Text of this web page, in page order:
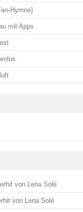
Hymne)
mit Apps
von Lena Solé
von Lena Solé